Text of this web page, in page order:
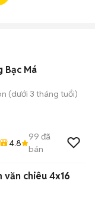
Bạc Má
(dưới 3 tháng tuổi)
4.8
99 đã
bán
văn chiêu 4x16